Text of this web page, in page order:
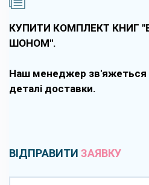
КУПИТИ КОМПЛЕКТ КНИГ
ШОНОМ".
Наш менеджер зв'яжеться
деталі доставки.
ВІДПРАВИТИ ЗАЯВКУ